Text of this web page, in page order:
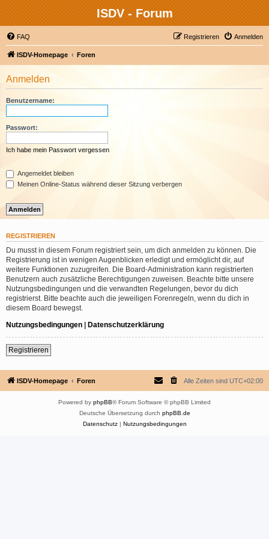
ISDV - Forum
FAQ Anmelden
Registrieren
ISDV-Homepage Foren
Anmelden
Benutzername:
Passwort:
Ich habe mein Passwort vergessen
Angemeldet bleiben
Meinen Online-Status während dieser Sitzung verbergen
REGISTRIEREN
Du musst in diesem Forum registriert sein, um dich anmelden zu können. Die
Registrierung ist in wenigen Augenblicken erledigt und ermöglicht dir, auf
weitere Funktionen zuzugreifen. Die Board-Administration kann registrierten
Benutzern auch zusätzliche Berechtigungen zuweisen. Beachte bitte unsere
Nutzungsbedingungen und die verwandten Regelungen, bevor du dich
registrierst. Bitte beachte auch die jeweiligen Forenregeln, wenn du dich in
diesem Board bewegst.
Nutzungsbedingungen | Datenschutzerklärung
Registrieren
ISDV-Homepage Foren Alle Zeiten sind UTC+02:00
Powered by phpBB® Forum Software © phpBB Limited
Deutsche Übersetzung durch phpBB.de
Datenschutz| Nutzungsbedingungen